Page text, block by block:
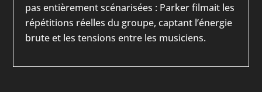
pas entièrement scénarisées : Parker filmait les
répétitions réelles du groupe, captant l’énergie
brute et les tensions entre les musiciens.